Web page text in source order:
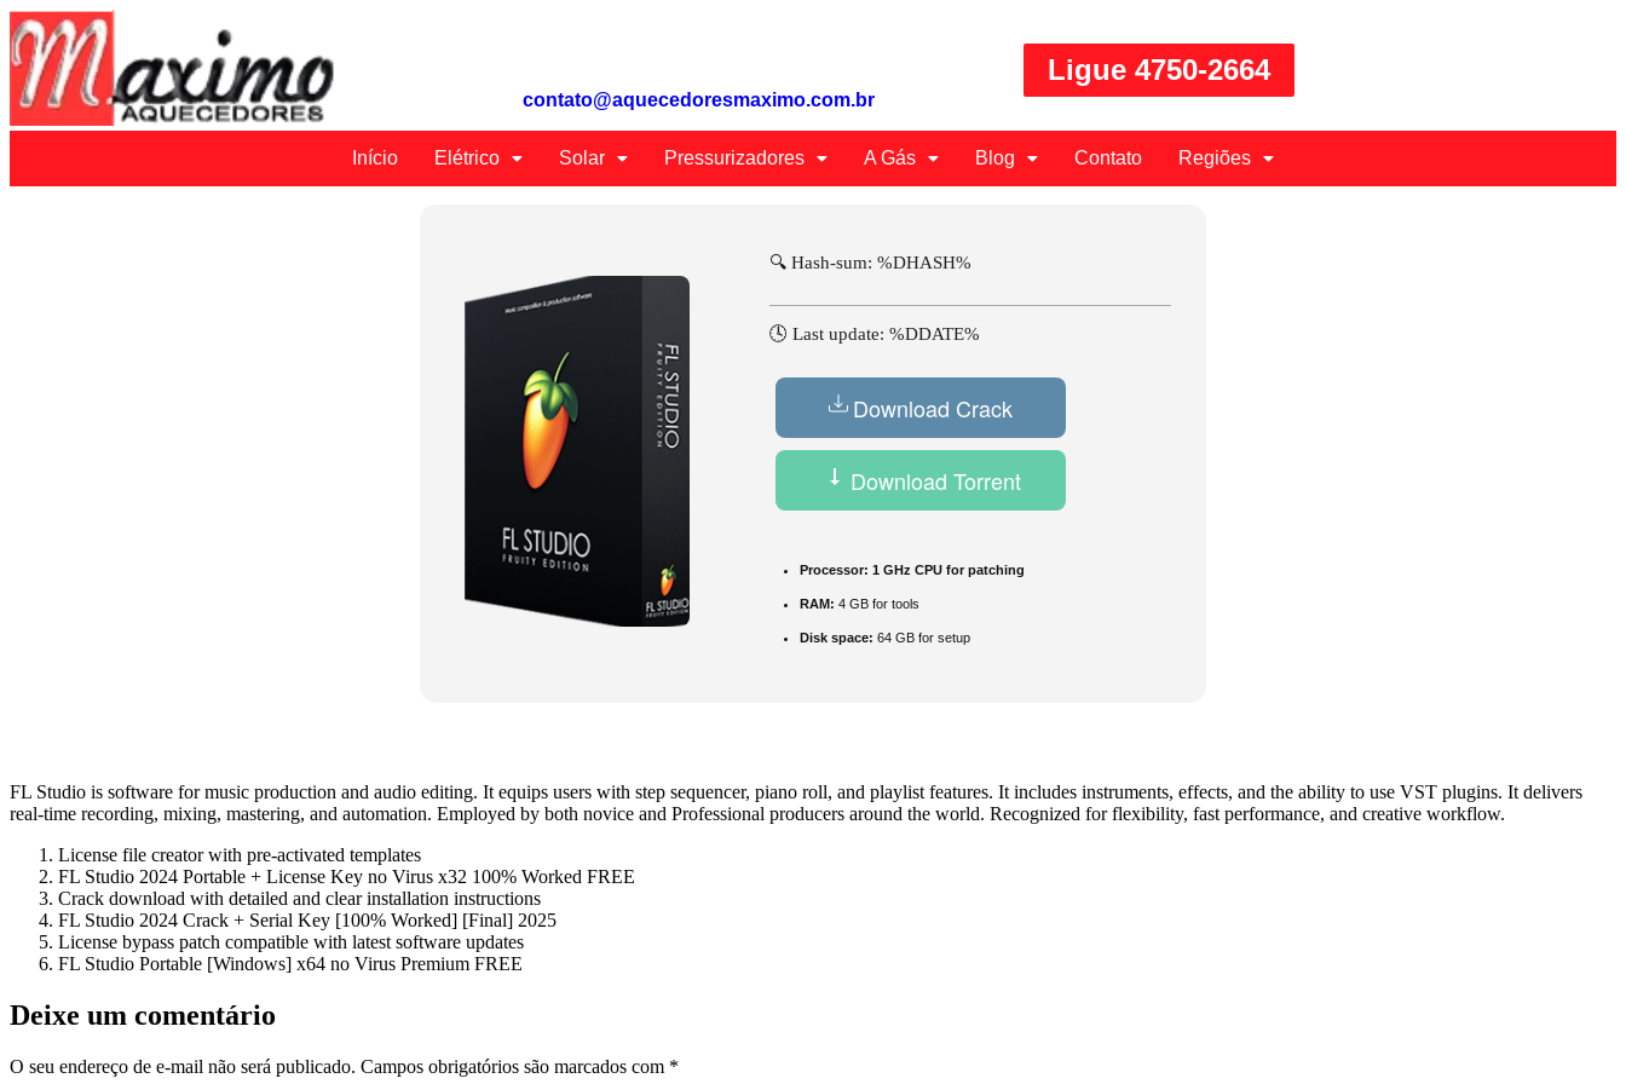
contato@aquecedoresmaximo.com.br
Ligue 4750-2664
Início Elétrico Solar Pressurizadores A Gás Blog Contato Regiões
🔍 Hash-sum: %DHASH%
🕓 Last update: %DDATE%
Download Crack
Download Torrent
Processor: 1 GHz CPU for patching
RAM: 4 GB for tools
Disk space: 64 GB for setup
FL Studio is software for music production and audio editing. It equips users with step sequencer, piano roll, and playlist features. It includes instruments, effects, and the ability to use VST plugins. It delivers
real-time recording, mixing, mastering, and automation. Employed by both novice and Professional producers around the world. Recognized for flexibility, fast performance, and creative workflow.
License file creator with pre-activated templates
FL Studio 2024 Portable + License Key no Virus x32 100% Worked FREE
Crack download with detailed and clear installation instructions
FL Studio 2024 Crack + Serial Key [100% Worked] [Final] 2025
License bypass patch compatible with latest software updates
FL Studio Portable [Windows] x64 no Virus Premium FREE
Deixe um comentário
O seu endereço de e-mail não será publicado. Campos obrigatórios são marcados com *